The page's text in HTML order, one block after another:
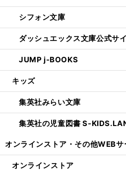
シフォン文庫
ダッシュエックス文庫公式サ
JUMP j-BOOKS
キッズ
集英社みらい文庫
集英社の児童図書 S-
オンラインストア・ その他WEBサ
オンラインストア